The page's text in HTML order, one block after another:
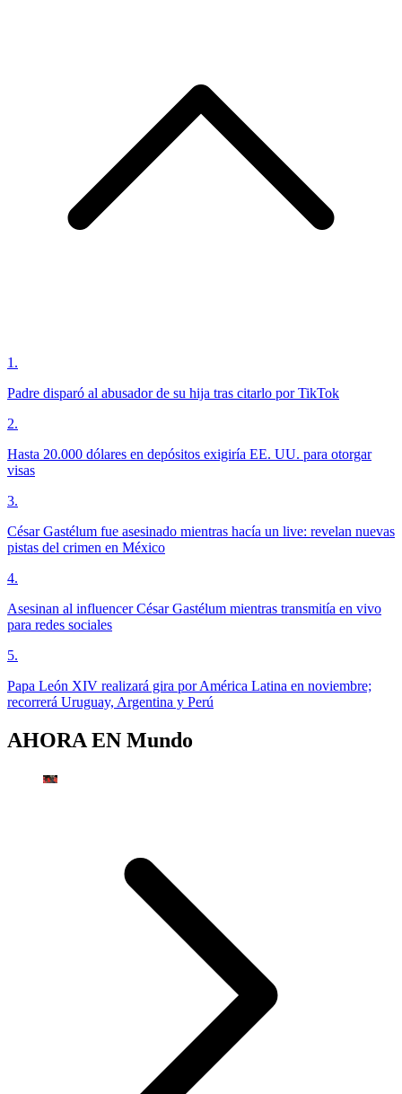
1 .
Padre disparó al abusador de su hija tras citarlo por TikTok
2.
Hasta 20.000 dólares en depósitos exigiría EE. UU. para otorgar
visas
3.
César Gastélum fue asesinado mientras hacía un live: revelan nuevas
pistas del crimen en México
4.
Asesinan al influencer César Gastélum mientras transmitía en vivo
para redes sociales
5.
Papa León XIV realizará gira por América Latina en noviembre;
recorrerá Uruguay, Argentina y Perú
AHORA EN Mundo